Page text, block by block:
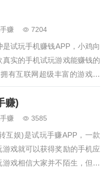
方正版app，蘑菇乐园，任
，还有各种福利送。走路打
。喜欢玩游戏的，赶紧下载来
园手赚途径：在蘑菇乐园玩
手游游戏、益智游戏和最新游
金。蘑菇乐园下载地址…
赚 7204
是试玩手机赚钱APP，小鸡向
真实的手机试玩游戏能赚钱的
有互联网超级丰富的游戏，
成几个小任务必赚20元。你能
各种手游类型的游戏，有趣
天试玩还能为你带来月入几
。小鸡向前冲手机赚钱途径：
冲玩各种游戏（快赚游戏、3
、益智游戏和手游游戏等）赚
赚)
赚 3585
互娱)是试玩手赚APP，一款
游戏就可以获得奖励的手机应
游戏相信大家并不陌生，但是